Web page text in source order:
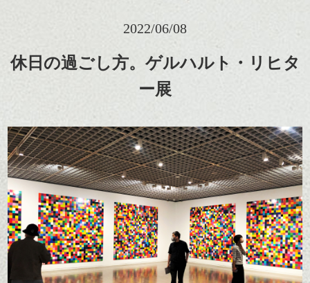
2022/06/08
休日の過ごし方。ゲルハルト・リヒタ
ー展